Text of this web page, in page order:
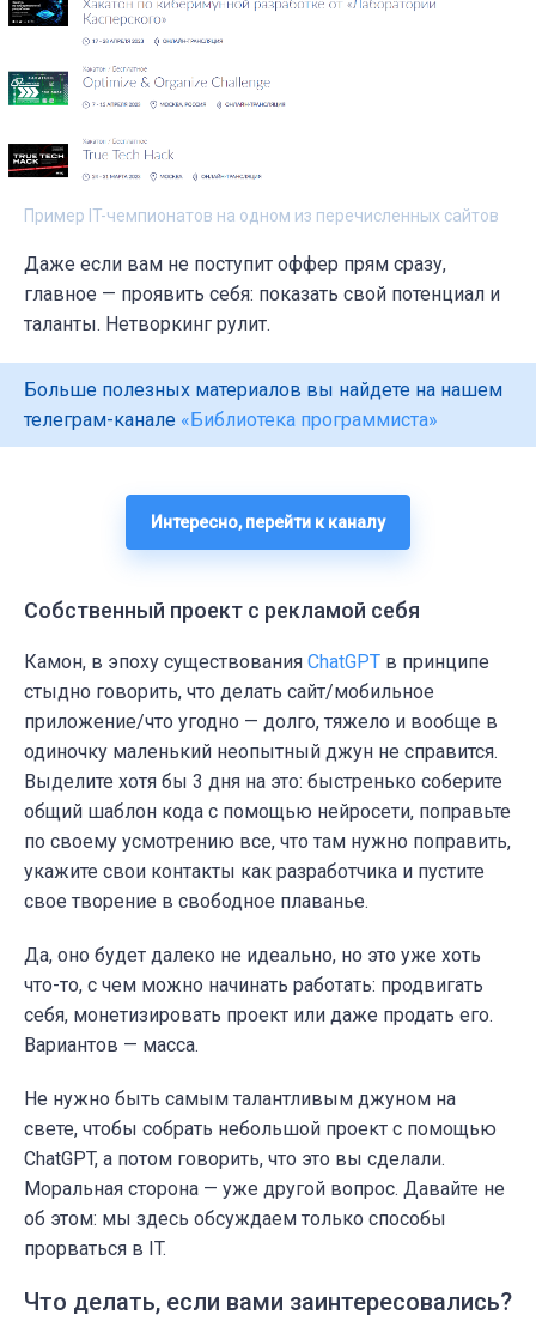
Пример IT-чемпионатов на одном из перечисленных сайтов
Даже если вам не поступит оффер прям сразу,
главное — проявить себя: показать свой потенциал и
таланты. Нетворкинг рулит.
Больше полезных материалов вы найдете на нашем
телеграм-канале «Библиотека программиста»
Интересно, перейти к каналу
Собственный проект с рекламой себя
Камон, в эпоху существования ChatGPT в принципе
стыдно говорить, что делать сайт/мобильное
приложение/что угодно — долго, тяжело и вообще в
одиночку маленький неопытный джун не справится.
Выделите хотя бы 3 дня на это: быстренько соберите
общий шаблон кода с помощью нейросети, поправьте
по своему усмотрению все, что там нужно поправить,
укажите свои контакты как разработчика и пустите
свое творение в свободное плаванье.
Да, оно будет далеко не идеально, но это уже хоть
что-то, с чем можно начинать работать: продвигать
себя, монетизировать проект или даже продать его.
Вариантов — масса.
Не нужно быть самым талантливым джуном на
свете, чтобы собрать небольшой проект с помощью
ChatGPT, а потом говорить, что это вы сделали.
Моральная сторона — уже другой вопрос. Давайте не
об этом: мы здесь обсуждаем только способы
прорваться в IT.
Что делать, если вами заинтересовались?